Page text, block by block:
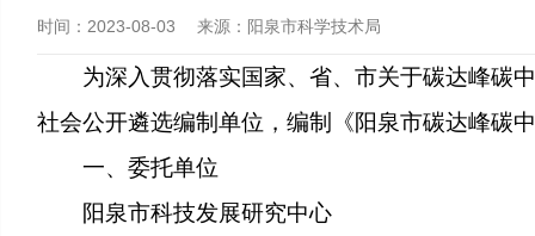
时间：2023-08-03 来源： 阳泉市科学技术局
为深入贯彻落实国家、省、市关于碳达峰碳
社会公开遴选编制单位，编制《阳泉市碳达峰碳
一、委托单位
阳泉市科技发展研究中心